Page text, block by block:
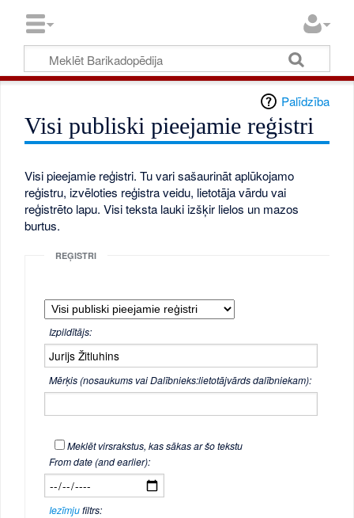
Palīdzība
Visi publiski pieejamie reģistri
Visi pieejamie reģistri. Tu vari sašaurināt aplūkojamo
reģistru, izvēloties reģistra veidu, lietotāja vārdu vai
reģistrēto lapu. Visi teksta lauki izšķir lielos un mazos
burtus.
REĢISTRI
Izpildītājs:
Mērķis (nosaukums vai Dalībnieks:lietotājvārds dalībniekam):
Meklēt virsrakstus, kas sākas ar šo tekstu
From date (and earlier):
Iezīmjufiltrs: